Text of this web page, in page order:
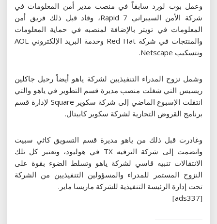
وعمل بوب لورد سابقاً في منصب مدير أمن المعلومات في
شركة الأمن السيبراني Rapid 7، وقاد قبل ذلك فريق أمن
المعلومات في تويتر بالإضافة لمنصبه في حماية المعلومات
والمنتجات في شركة Red Hat وخدمة البريد الإلكتروني AOL
ونتسكيب Netscape.
وشمل نزوح المدراء التنفيذيين لشركة ياهو أيضاً رحيل جاكلين
ريسيس التي شغلت منصب مديرة قسم التطوير في ياهو والتي
انتقلت الإسبوع الماضي إلى شركة سكوير Square لإدارة قسم
برنامج القروض التجارية لشركة سكوير كابيتال.
وغادرت قبل ذلك من ياهو مديرة قسم التسويق كاثي سبيت
وانضمت إلى شركة الترفيه TX في هوليود، وتعتبر كل تلك
الانتقالات تنبيه قاسي لشركة ياهو وتسلط الضوء بقوة على
النزوح المستمر للمدراء والمسؤولين التنفيذيين من الشركة
تحت إدارة الرئيسة التنفيذية للشركة ماريسا ماير.
[ads337]